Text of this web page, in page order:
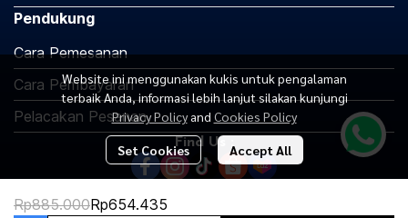
Rp885.000Rp654.435
Website ini menggunakan kukis untuk pengalaman
terbaik Anda, informasi lebih lanjut silakan kunjungi
Privacy Policy and Cookies Policy
Set Cookies Accept All
Pendukung
Cara Pemesanan
Cara Pembayaran
Pelacakan Pesanan
Find Us :